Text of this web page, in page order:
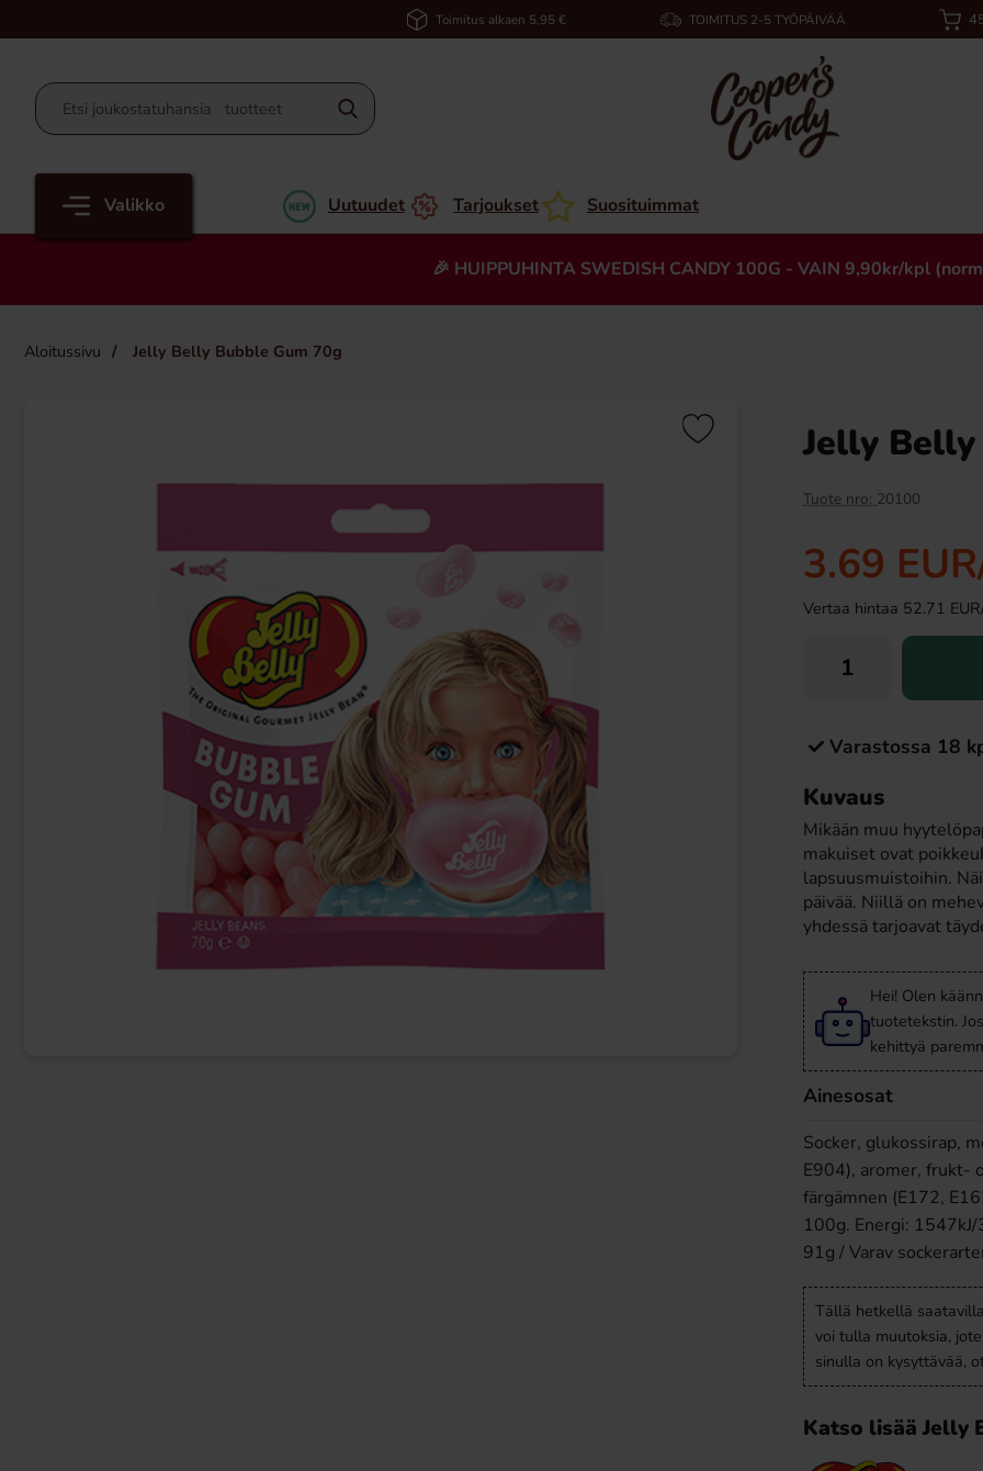
Toimitus alkaen 5,95 € TOIMITUS 2-5 TYÖPÄIVÄÄ
Valikko Uutuudet Tarjoukset Suosituimmat
🎉 HUIPPUHINTA SWEDISH CANDY 100G - VAIN 9,90kr/kpl
Aloitussivu Jelly Belly Bubble Gum 70g
Fazer Viol Tablettipussi 38g
1.09 EUR
Ramlösa Kirsikka 33cl
1.19 EUR
Osta
Ronny & Ragge Buttcracker Chips Korv
3.29 EUR
Jelly
Tuote nro: 20100
3.69 EUR
Vertaa hintaa 52.71
Varastossa 18
Kuvaus
Mikään muu
makuiset ovat
lapsuusmuistoihin.
päivää. Niillä on
yhdessä tarjoavat
Hei! Olen
tuotetekstin.
kehittyä
Ainesosat
Socker, glukossirap,
E904), aromer, frukt-
färgämnen (E172,
100g. Energi:
91g / Varav
Tällä hetkellä
voi tulla muutoksia,
sinulla on kysyttävää,
Katso lisää Jelly